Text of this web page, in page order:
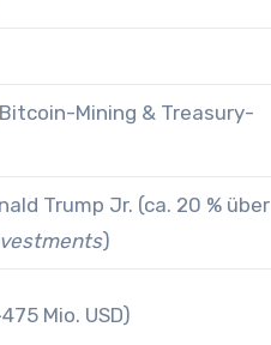
Mining & Treasury-
Trump Jr. (ca. 20 % über
)
Mio. USD)